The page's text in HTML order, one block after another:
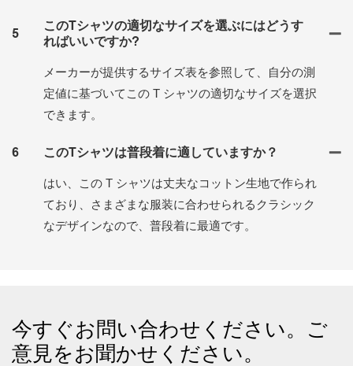
5
このTシャツの適切なサイズを選ぶにはどうす
ればいいですか?
メーカーが提供するサイズ表を参照して、自分の測
定値に基づいてこの T シャツの適切なサイズを選択
できます。
6 このTシャツは普段着に適していますか？
はい、この T シャツは丈夫なコットン生地で作られ
ており、さまざまな服装に合わせられるクラシック
なデザインなので、普段着に最適です。
今すぐお問い合わせください。ご
意見をお聞かせください。